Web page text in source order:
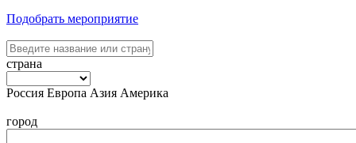
Подобрать мероприятие
страна
Россия Европа Азия Америка
город